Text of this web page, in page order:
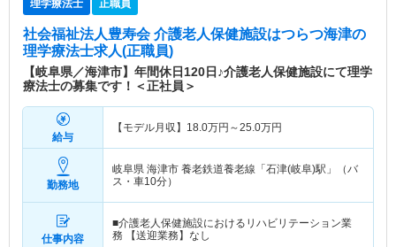
理学療法士 正職員
社会福祉法人豊寿会 介護老人保健施設はつらつ海津の
理学療法士求人(正職員)
【岐阜県／海津市】年間休日120日♪介護老人保健施設にて理学
療法士の募集です！＜正社員＞
給与
【モデル月収】 18.0万円～25.0万円
勤務地
岐阜県 海津市 養老鉄道養老線「石津(岐阜)駅」（バ
ス・車10分）
仕事内容
■介護老人保健施設におけるリハビリテーション業
務 【送迎業務】なし